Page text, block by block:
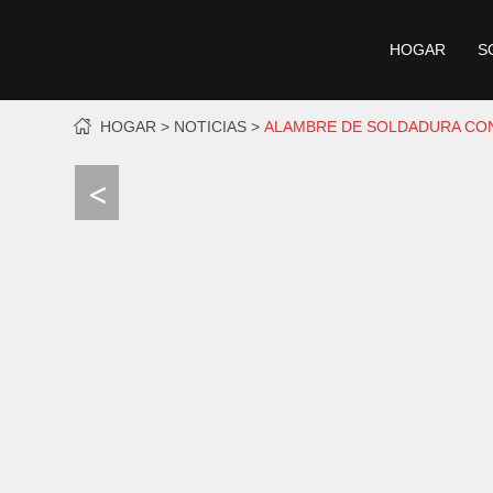
HOGAR
HOGAR NOTICIAS ALAMBRE DE SOLDADURA